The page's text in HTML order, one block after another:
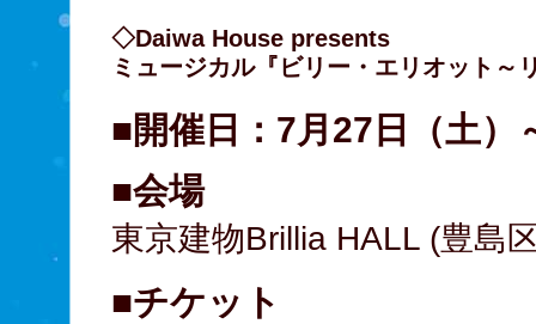
◇Daiwa House presents
ミュージカル『ビリー・エリオット～
■開催日：7月27日（土）
■会場
東京建物Brillia HALL (豊島
■チケット